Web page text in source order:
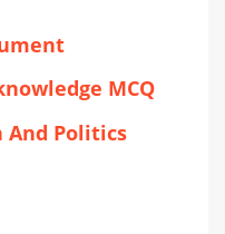
MCQ
Politics